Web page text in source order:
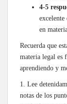
4-5
en
Recuerda que
materia legal es
aprendiendo y
1. Lee
notas de los